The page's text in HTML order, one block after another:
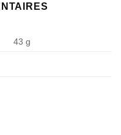
43 g